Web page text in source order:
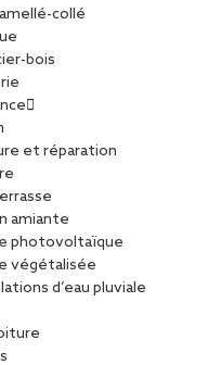
collé
bois
et réparation
amiante
photovoltaïque
végétalisée
d’eau pluviale